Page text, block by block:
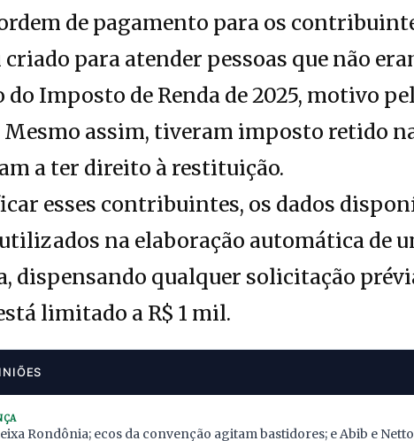
de pagamento para os
criado para atender pessoas que não
do Imposto de Renda de 2025, motivo
assim, tiveram imposto retido
a ter direito à restituição.
esses contribuintes, os dados
na elaboração automática de
dispensando qualquer solicitação
limitado a R$ 1 mil.
Rondônia; ecos da convenção agitam bastidores; e Abib e